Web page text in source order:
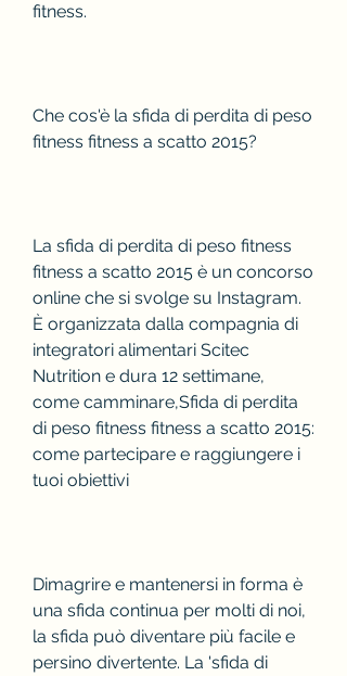
fitness.
Che cos'è la sfida di perdita di peso
fitness fitness a scatto 2015?
La sfida di perdita di peso fitness
fitness a scatto 2015 è un concorso
online che si svolge su Instagram.
È organizzata dalla compagnia di
integratori alimentari Scitec
Nutrition e dura 12 settimane,
come camminare,Sfida di perdita
di peso fitness fitness a scatto 2015:
come partecipare e raggiungere i
tuoi obiettivi
Dimagrire e mantenersi in forma è
una sfida continua per molti di noi,
la sfida può diventare più facile e
persino divertente. La 'sfida di